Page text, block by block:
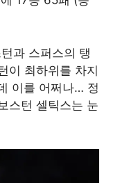
과 스퍼스의 탱
이 최하위를 차지
이를 어쩌나… 정
스턴 셀틱스는 눈